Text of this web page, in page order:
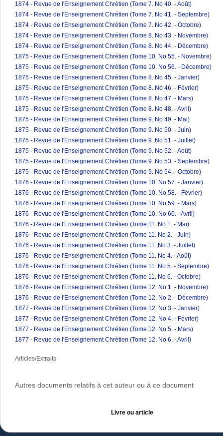
1874 - Revue de l'Enseignement Chrétien (Tome 7. No 40. - Août)
1874 - Revue de l'Enseignement Chrétien (Tome 7. No 41. - Septembre)
1874 - Revue de l'Enseignement Chrétien (Tome 7. No 42. - Octobre)
1874 - Revue de l'Enseignement Chrétien (Tome 8. No 43. - Novembre)
1874 - Revue de l'Enseignement Chrétien (Tome 8. No 44. - Décembre)
1875 - Revue de l'Enseignement Chrétien (Tome 10. No 55. - Novembre)
1875 - Revue de l'Enseignement Chrétien (Tome 10. No 56. - Décembre)
1875 - Revue de l'Enseignement Chrétien (Tome 8. No 45. - Janvier)
1875 - Revue de l'Enseignement Chrétien (Tome 8. No 46. - Février)
1875 - Revue de l'Enseignement Chrétien (Tome 8. No 47. - Mars)
1875 - Revue de l'Enseignement Chrétien (Tome 8. No 48. - Avril)
1875 - Revue de l'Enseignement Chrétien (Tome 9. No 49. - Mai)
1875 - Revue de l'Enseignement Chrétien (Tome 9. No 50. - Juin)
1875 - Revue de l'Enseignement Chrétien (Tome 9. No 51. - Juillet)
1875 - Revue de l'Enseignement Chrétien (Tome 9. No 52. - Août)
1875 - Revue de l'Enseignement Chrétien (Tome 9. No 53. - Septembre)
1875 - Revue de l'Enseignement Chrétien (Tome 9. No 54. - Octobre)
1876 - Revue de l'Enseignement Chrétien (Tome 10. No 57. - Janvier)
1876 - Revue de l'Enseignement Chrétien (Tome 10. No 58. - Février)
1876 - Revue de l'Enseignement Chrétien (Tome 10. No 59. - Mars)
1876 - Revue de l'Enseignement Chrétien (Tome 10. No 60. - Avril)
1876 - Revue de l'Enseignement Chrétien (Tome 11. No 1. - Mai)
1876 - Revue de l'Enseignement Chrétien (Tome 11. No 2. - Juin)
1876 - Revue de l'Enseignement Chrétien (Tome 11. No 3. - Juillet)
1876 - Revue de l'Enseignement Chrétien (Tome 11. No 4. - Août)
1876 - Revue de l'Enseignement Chrétien (Tome 11. No 5. - Septembre)
1876 - Revue de l'Enseignement Chrétien (Tome 11. No 6. - Octobre)
1876 - Revue de l'Enseignement Chrétien (Tome 12. No 1. - Novembre)
1876 - Revue de l'Enseignement Chrétien (Tome 12. No 2. - Décembre)
1877 - Revue de l'Enseignement Chrétien (Tome 12. No 3. - Janvier)
1877 - Revue de l'Enseignement Chrétien (Tome 12. No 4. - Février)
1877 - Revue de l'Enseignement Chrétien (Tome 12. No 5. - Mars)
1877 - Revue de l'Enseignement Chrétien (Tome 12. No 6. - Avril)
Articles/Extraits
Autres documents relatifs à cet auteur ou à ce document
Livre ou article